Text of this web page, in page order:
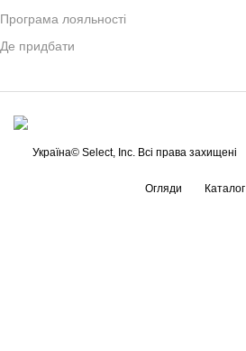
Програма лояльності
Де придбати
Україна© Select, Inc. Всі права захищені
Огляди Каталог